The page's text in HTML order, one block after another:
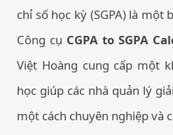
chỉ số học kỳ (SGPA) là
Công cụ CGPA to SGPA
Việt Hoàng cung cấp một
học giúp các nhà quản lý
một cách chuyên nghiệp và